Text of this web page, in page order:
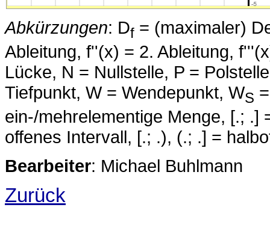
Abkürzungen: Df = (maximaler)
Ableitung, f''(x) = 2. Ableitung,
Lücke, N = Nullstelle, P =
Tiefpunkt, W = Wendepunkt, WS
ein-/mehrelementige Menge, [.;
offenes Intervall, [.; .), (.; .] =
Bearbeiter: Michael Buhlmann
Zurück